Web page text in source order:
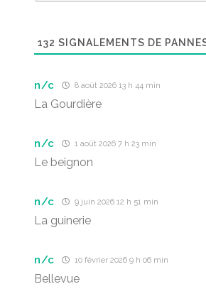
132 SIGNALEMENTS DE
n/c 8 août 2026 13 h 44 min
La Gourdière
n/c 1 août 2026 7 h 23 min
Le beignon
n/c 9 juin 2026 12 h 51 min
La guinerie
n/c 10 février 2026 9 h 06 min
Bellevue